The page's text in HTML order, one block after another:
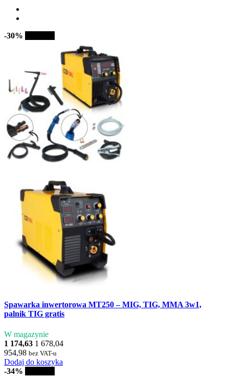
-30%
Spawarka inwertorowa MT250 – MIG, TIG, MMA 3w1,
palnik TIG gratis
W magazynie
1 174,63 1 678,04
954,98 bez VAT-u
Dodaj do koszyka
-34%